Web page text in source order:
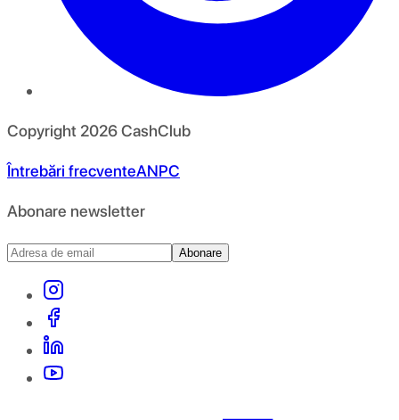
Copyright 2026CashClub
Întrebări frecventeANPC
Abonare newsletter
Abonare